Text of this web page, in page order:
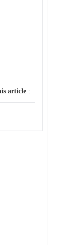
article: